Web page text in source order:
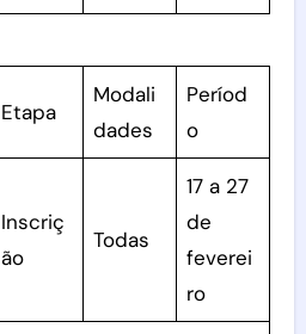
Etapa
Modali
dades
Períod
o
Inscriç
ão
Todas
17 a 27
de
feverei
ro